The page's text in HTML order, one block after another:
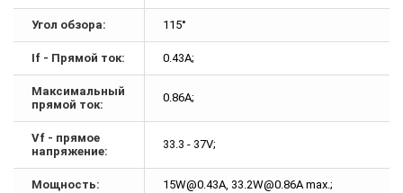
Угол обзора: 115°
If - Прямой ток: 0.43A;
Максимальный
прямой ток:
0.86A;
Vf - прямое
напряжение:
33.3 - 37V;
Мощность: 15W@0.43A, 33.2W@0.86A max.;